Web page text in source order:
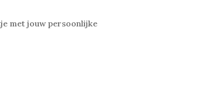
met jouw persoonlijke